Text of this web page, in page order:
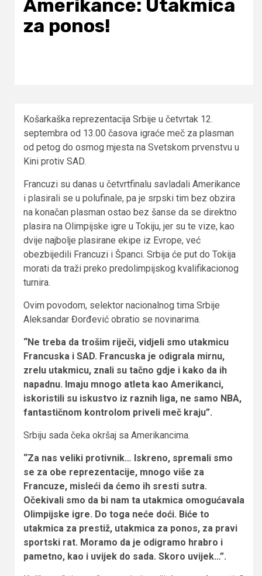
Amerikance: Utakmica
za ponos!
Košarkaška reprezentacija Srbije u četvrtak 12.
septembra od 13.00 časova igraće meč za plasman
od petog do osmog mjesta na Svetskom prvenstvu u
Kini protiv SAD.
Francuzi su danas u četvrtfinalu savladali Amerikance
i plasirali se u polufinale, pa je srpski tim bez obzira
na konačan plasman ostao bez šanse da se direktno
plasira na Olimpijske igre u Tokiju, jer su te vize, kao
dvije najbolje plasirane ekipe iz Evrope, već
obezbijedili Francuzi i Španci. Srbija će put do Tokija
morati da traži preko predolimpijskog kvalifikacionog
turnira.
Ovim povodom, selektor nacionalnog tima Srbije
Aleksandar Đorđević obratio se novinarima.
“Ne treba da trošim riječi, vidjeli smo utakmicu
Francuska i SAD. Francuska je odigrala mirnu,
zrelu utakmicu, znali su tačno gdje i kako da ih
napadnu. Imaju mnogo atleta kao Amerikanci,
iskoristili su iskustvo iz raznih liga, ne samo NBA,
fantastičnom kontrolom priveli meč kraju”.
Srbiju sada čeka okršaj sa Amerikancima.
“Za nas veliki protivnik… Iskreno, spremali smo
se za obe reprezentacije, mnogo više za
Francuze, misleći da ćemo ih sresti sutra.
Očekivali smo da bi nam ta utakmica omogućavala
Olimpijske igre. Do toga neće doći. Biće to
utakmica za prestiž, utakmica za ponos, za pravi
sportski rat. Moramo da je odigramo hrabro i
pametno, kao i uvijek do sada. Skoro uvijek…”.